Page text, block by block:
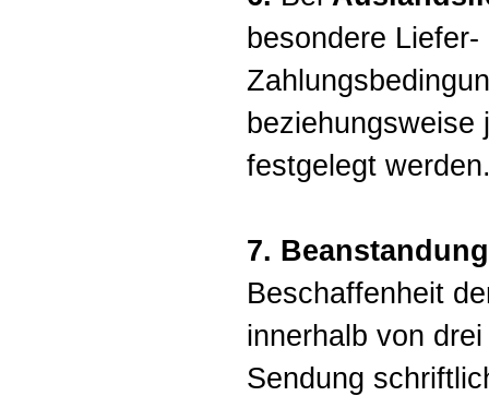
besondere Liefer-
beziehungsweise
festgelegt
7.
Beschaffenheit
innerhalb von
Sendung